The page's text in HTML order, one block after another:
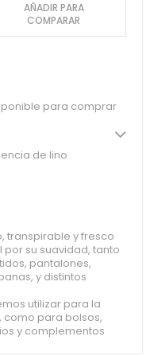
AÑADIR PARA
COMPARAR
para comprar
de lino
transpirable y fresco
por su suavidad, tanto
pantalones,
y distintos
utilizar para la
para bolsos,
y complementos